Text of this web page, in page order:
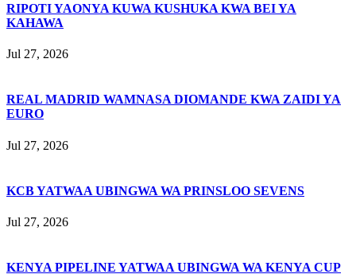
RIPOTI YAONYA KUWA KUSHUKA KWA BEI YA
KAHAWA
Jul 27, 2026
REAL MADRID WAMNASA DIOMANDE KWA ZAIDI YA
EURO
Jul 27, 2026
KCB YATWAA UBINGWA WA PRINSLOO SEVENS
Jul 27, 2026
KENYA PIPELINE YATWAA UBINGWA WA KENYA CUP